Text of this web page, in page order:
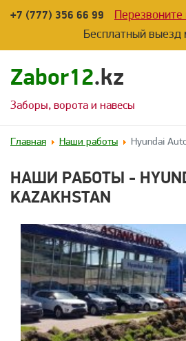
+7 (777) 356 66 99
Перезвоните
Бесплатный
Zabor12.kz
Заборы, ворота и навесы
Главная Наши работы Hyundai
НАШИ РАБОТЫ -
KAZAKHSTAN